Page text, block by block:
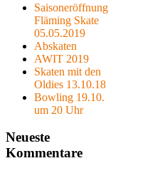
Saisoneröffnung
Fläming Skate
05.05.2019
Abskaten
AWIT 2019
Skaten mit den
Oldies 13.10.18
Bowling 19.10.
um 20 Uhr
Neueste
Kommentare